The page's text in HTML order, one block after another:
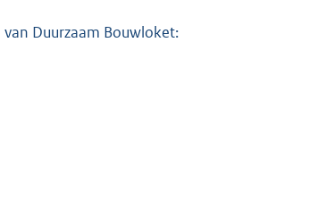
Duurzaam Bouwloket: